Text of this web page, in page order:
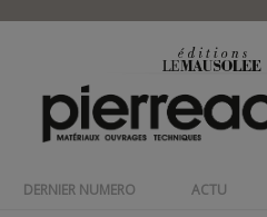
DERNIER NUMERO ACTU